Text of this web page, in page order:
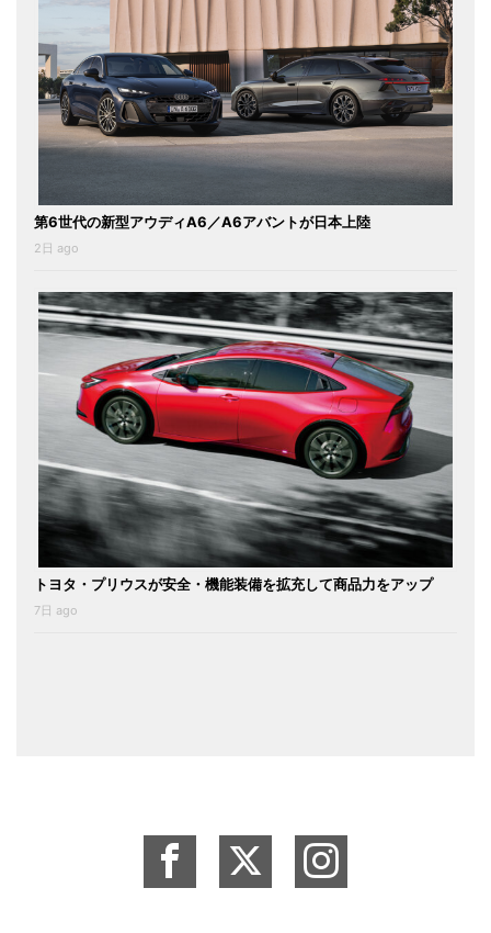
第6世代の新型アウディA6／A6アバントが日本上陸
2日 ago
トヨタ・プリウスが安全・機能装備を拡充して商品力をアップ
7日 ago